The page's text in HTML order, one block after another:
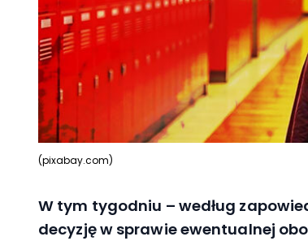
(pixabay.com)
W tym tygodniu – według
decyzję w sprawie ewentualnej